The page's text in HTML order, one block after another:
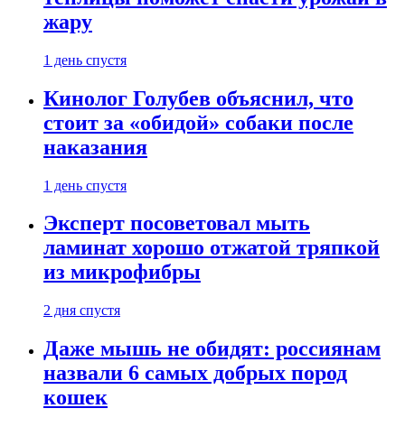
жару
1 день спустя
Кинолог Голубев объяснил, что
стоит за «обидой» собаки после
наказания
1 день спустя
Эксперт посоветовал мыть
ламинат хорошо отжатой тряпкой
из микрофибры
2 дня спустя
Даже мышь не обидят: россиянам
назвали 6 самых добрых пород
кошек